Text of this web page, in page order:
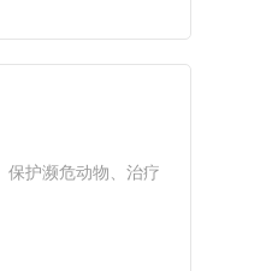
保护濒危动物、治疗